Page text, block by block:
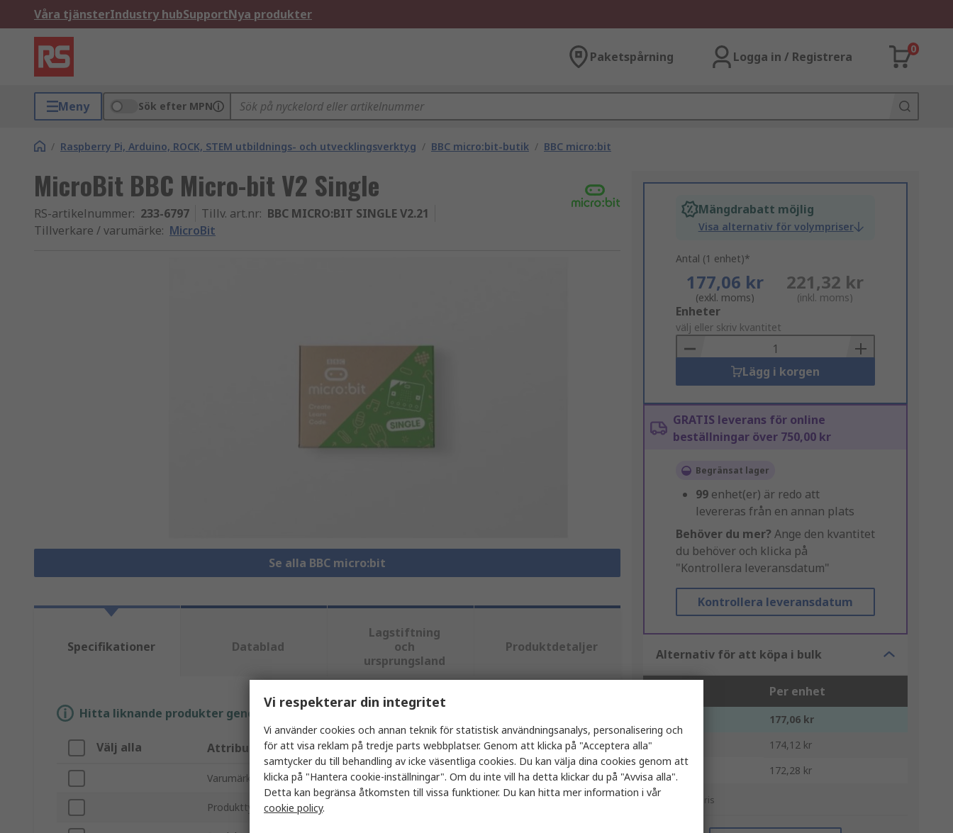
Våra tjänsterIndustry hubSupportNya produkter
Paketspårning Logga in / Registrera
0
Meny Sök efter MPN
/ Raspberry Pi, Arduino, ROCK, STEM utbildnings- och utvecklingsverktyg / BBC micro:bit-butik / BBC micro:bit
MicroBit BBC Micro-bit V2 Single
RS-artikelnummer: 233-6797 Tillv. art.nr: BBC MICRO:BIT SINGLE V2.21
Tillverkare / varumärke: MicroBit
Se alla BBC micro:bit
Mängdrabatt möjlig
Visa alternativ för volympriser
Antal (1 enhet)*
177,06 kr
(exkl. moms)
221,32 kr
(inkl. moms)
Add
to
Basket
Enheter
välj eller skriv kvantitet
Lägg i korgen
GRATIS leverans för online
beställningar över 750,00 kr
Begränsat lager
99 enhet(er) är redo att
levereras från en annan plats
Behöver du mer? Ange den kvantitet
du behöver och klicka på
"Kontrollera leveransdatum"
Kontrollera leveransdatum
Alternativ för att köpa i bulk
Per enhet
177,06 kr
174,12 kr
25 +
172,28 kr
*vägledande pris
Specifikationer Datablad
Lagstiftning
och
ursprungsland
Produktdetaljer
Hitta liknande produkter genom att välja ett eller flera attribut.
Välj alla Attribut Värde
Varumärke MicroBit
Produkttyp
Vi respekterar din integritet
Vi använder cookies och annan teknik för statistisk användningsanalys, personalisering och
för att visa reklam på tredje parts webbplatser. Genom att klicka på "Acceptera alla"
samtycker du till behandling av icke väsentliga cookies. Du kan välja dina cookies genom att
klicka på "Hantera cookie-inställningar". Om du inte vill ha detta klickar du på "Avvisa alla".
Detta kan begränsa åtkomsten till vissa funktioner. Du kan hitta mer information i vår
cookie policy.